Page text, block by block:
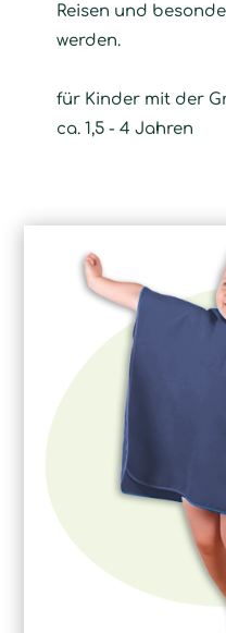
Reisen und
werden.
für Kinder mit der
ca. 1,5 - 4 Jahren